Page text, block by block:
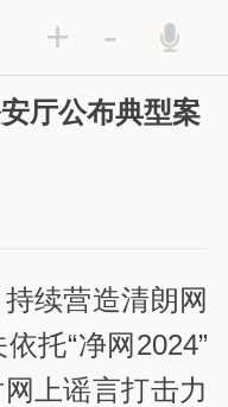
+ -
厅公布典型案
续营造清朗网
托“净网2024”
上谣言打击力